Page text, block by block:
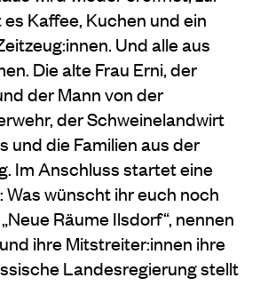
Kaffee, Kuchen und ein
Und alle aus
Die alte Frau Erni, der
der Mann von der
der Schweinelandwirt
und die Familien aus der
Im Anschluss startet eine
wünscht ihr euch noch
Räume Ilsdorf“, nennen
ihre Mitstreiter:innen ihre
Landesregierung stellt